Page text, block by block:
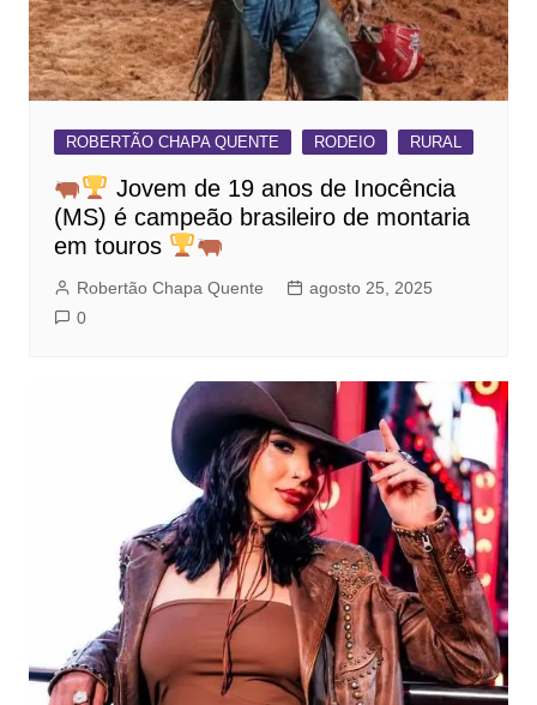
ROBERTÃO CHAPA QUENTE RODEIO RURAL
Jovem de 19 anos de Inocência
(MS) é campeão brasileiro de montaria
em touros
Robertão Chapa Quente
agosto 25, 2025
0